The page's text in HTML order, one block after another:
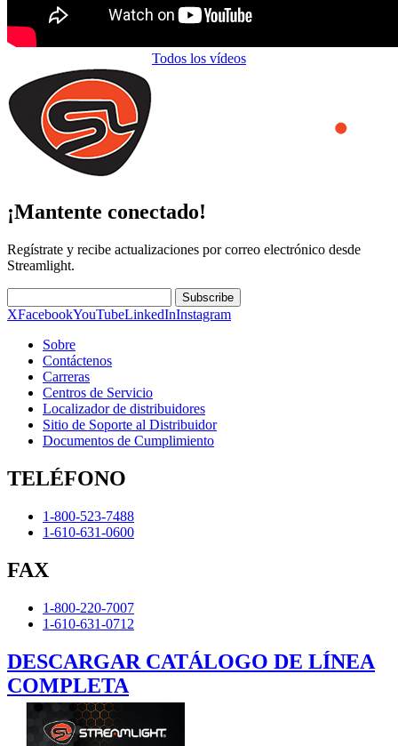
Todos los vídeos
¡Mantente conectado!
Regístrate y recibe actualizaciones por correo electrónico desde
Streamlight.
Subscribe
XFacebookYouTubeLinkedInInstagram
Sobre
Contáctenos
Carreras
Centros de Servicio
Localizador de distribuidores
Sitio de Soporte al Distribuidor
Documentos de Cumplimiento
TELÉFONO
1-800-523-7488
1-610-631-0600
FAX
1-800-220-7007
1-610-631-0712
DESCARGAR CATÁLOGO DE LÍNEA
COMPLETA